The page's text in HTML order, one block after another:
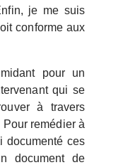
je me suis
conforme aux
pour un
qui se
à travers
remédier à
documenté ces
document de